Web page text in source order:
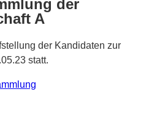
der
A
der Kandidaten zur
statt.